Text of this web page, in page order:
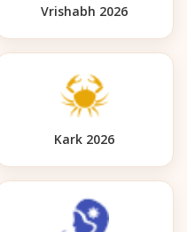
Vrishabh 2026
Kark 2026